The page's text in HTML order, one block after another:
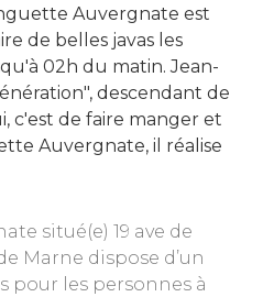
Auvergnate est
de belles javas les
02h du matin. Jean-
descendant de
c'est de faire manger et
Auvergnate, il réalise
situé(e) 19 ave de
Marne dispose d’un
pour les personnes à